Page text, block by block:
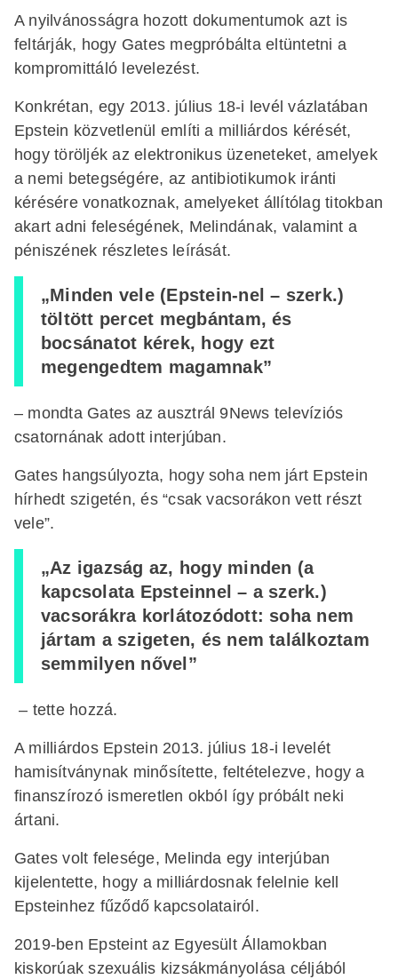
A nyilvánosságra hozott dokumentumok azt is
feltárják, hogy Gates megpróbálta eltüntetni a
kompromittáló levelezést.
Konkrétan, egy 2013. július 18-i levél vázlatában
Epstein közvetlenül említi a milliárdos kérését,
hogy töröljék az elektronikus üzeneteket, amelyek
a nemi betegségére, az antibiotikumok iránti
kérésére vonatkoznak, amelyeket állítólag titokban
akart adni feleségének, Melindának, valamint a
péniszének részletes leírását.
„Minden vele (Epstein-nel – szerk.)
töltött percet megbántam, és
bocsánatot kérek, hogy ezt
megengedtem magamnak”
– mondta Gates az ausztrál 9News televíziós
csatornának adott interjúban.
Gates hangsúlyozta, hogy soha nem járt Epstein
hírhedt szigetén, és “csak vacsorákon vett részt
vele”.
„Az igazság az, hogy minden (a
kapcsolata Epsteinnel – a szerk.)
vacsorákra korlátozódott: soha nem
jártam a szigeten, és nem találkoztam
semmilyen nővel”
– tette hozzá.
A milliárdos Epstein 2013. július 18-i levelét
hamisítványnak minősítette, feltételezve, hogy a
finanszírozó ismeretlen okból így próbált neki
ártani.
Gates volt felesége, Melinda egy interjúban
kijelentette, hogy a milliárdosnak felelnie kell
Epsteinhez fűződő kapcsolatairól.
2019-ben Epsteint az Egyesült Államokban
kiskorúak szexuális kizsákmányolása céljából